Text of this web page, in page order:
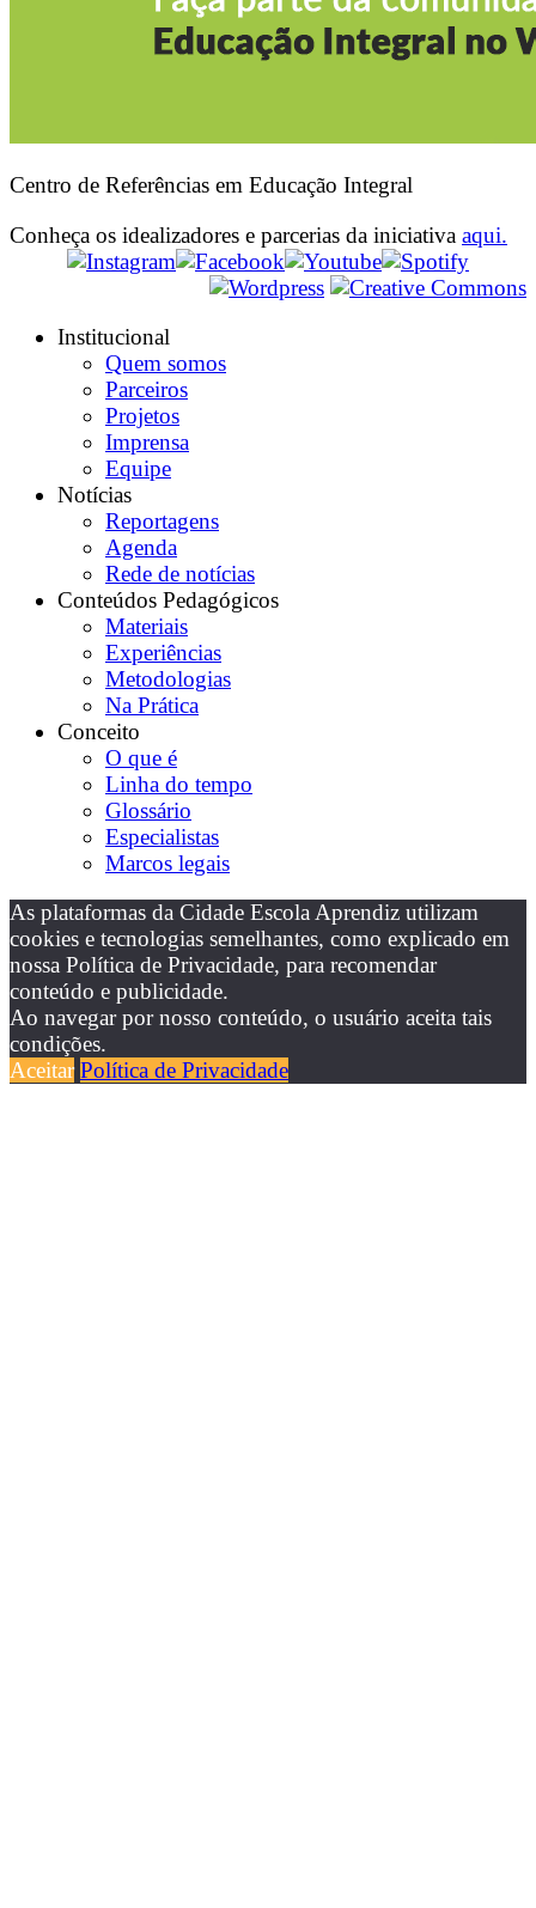
Centro de Referências em Educação Integral
Conheça os idealizadores e parcerias da iniciativa aqui.
Institucional
Quem somos
Parceiros
Projetos
Imprensa
Equipe
Notícias
Reportagens
Agenda
Rede de notícias
Conteúdos Pedagógicos
Materiais
Experiências
Metodologias
Na Prática
Conceito
O que é
Linha do tempo
Glossário
Especialistas
Marcos legais
As plataformas da Cidade Escola Aprendiz utilizam
cookies e tecnologias semelhantes, como explicado em
nossa Política de Privacidade, para recomendar
conteúdo e publicidade.
Ao navegar por nosso conteúdo, o usuário aceita tais
condições.
Aceitar Política de Privacidade